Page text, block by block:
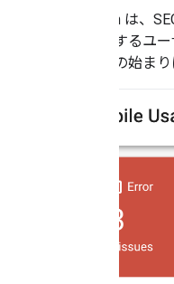
Saramin は、
ツに対するユ
の物語の始ま